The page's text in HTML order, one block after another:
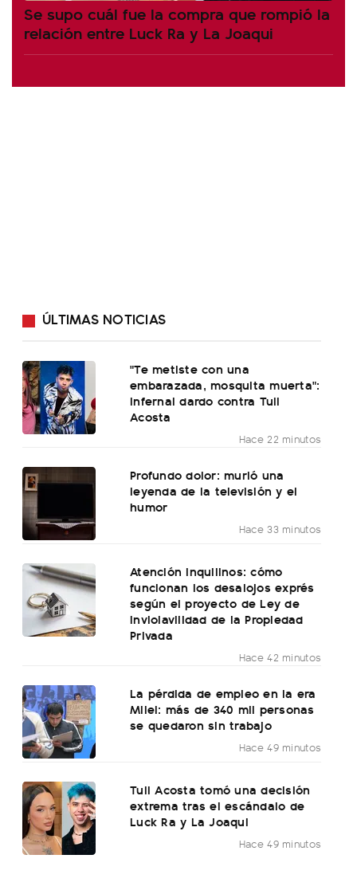
Se supo cuál fue la compra que rompió la
relación entre Luck Ra y La Joaqui
ÚLTIMAS NOTICIAS
"Te metiste con una
embarazada, mosquita muerta":
infernal dardo contra Tuli
Acosta
Hace 22 minutos
Profundo dolor: murió una
leyenda de la televisión y el
humor
Hace 33 minutos
Atención inquilinos: cómo
funcionan los desalojos exprés
según el proyecto de Ley de
Inviolavilidad de la Propiedad
Privada
Hace 42 minutos
La pérdida de empleo en la era
Milei: más de 340 mil personas
se quedaron sin trabajo
Hace 49 minutos
Tuli Acosta tomó una decisión
extrema tras el escándalo de
Luck Ra y La Joaqui
Hace 49 minutos